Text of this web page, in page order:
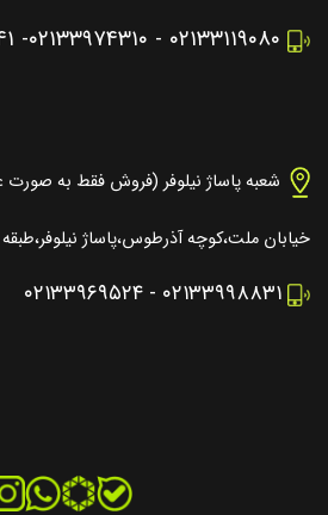
۰۲۱۳۳۱۱۹۰۸۰ - ۰۲۱۳۳۹۷۴۳۱۰-
شعبه پاساژ نیلوفر (فروش فقط به صورت
خیابان ملت،کوچه آذرطوس،پاساژ
۰۲۱۳۳۹۹۸۸۳۱ - ۰۲۱۳۳۹۶۹۵۲۴